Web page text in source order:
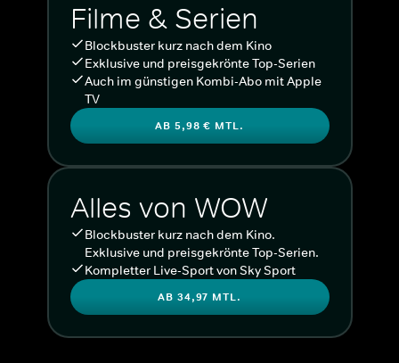
Filme & Serien
Blockbuster kurz nach dem Kino
Exklusive und preisgekrönte Top-Serien
Auch im günstigen Kombi-Abo mit Apple
TV
AB 5,98 € MTL.
Alles von WOW
Blockbuster kurz nach dem Kino.
Exklusive und preisgekrönte Top-Serien.
Kompletter Live-Sport von Sky Sport
AB 34,97 MTL.